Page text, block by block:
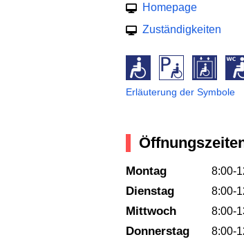
Homepage
Zuständigkeiten
Erläuterung der Symbole
Montag 8:00-
Dienstag 8:00-
Mittwoch 8:00-
Donnerstag 8:00-